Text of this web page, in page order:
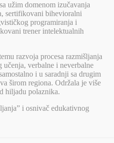
užim domenom izučavanja
sertifikovani bihevioralni
programiranja i
trener intelektualnih
razvoja procesa razmišljanja
učenja, verbalne i neverbalne
i u saradnji sa drugim
širom regiona. Održala je više
hiljadu polaznika.
i osnivač edukativnog